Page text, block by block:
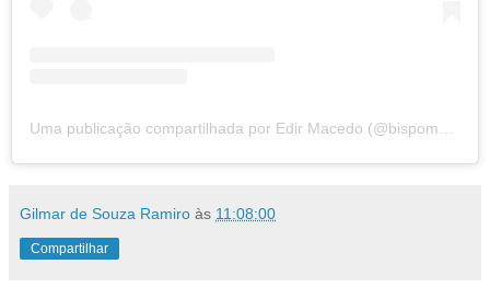
Uma publicação compartilhada por Edir Macedo (@bispomacedo)
Gilmar de Souza Ramiro às 11:08:00
Compartilhar